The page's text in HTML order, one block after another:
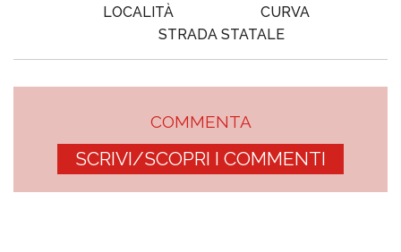
LOCALITÀ
CURVA
STRADA STATALE
COMMENTA
SCRIVI/SCOPRI I COMMENTI